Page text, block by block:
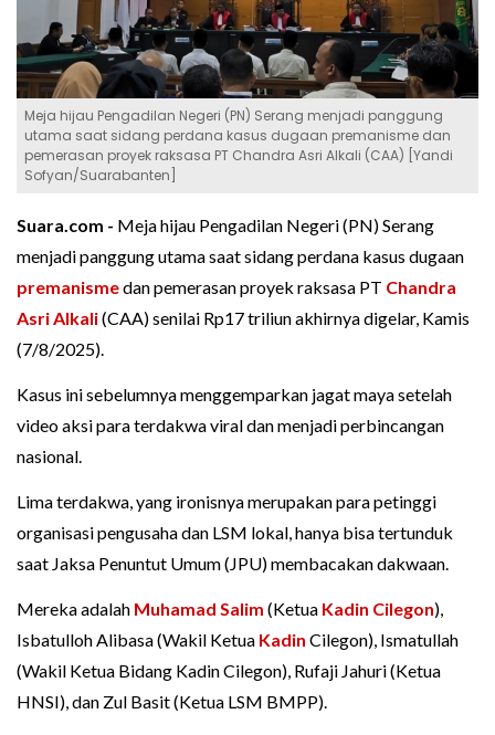
Meja hijau Pengadilan Negeri (PN) Serang menjadi panggung
utama saat sidang perdana kasus dugaan premanisme dan
pemerasan proyek raksasa PT Chandra Asri Alkali (CAA) [Yandi
Sofyan/Suarabanten]
Suara.com - Meja hijau Pengadilan Negeri (PN) Serang
menjadi panggung utama saat sidang perdana kasus dugaan
premanismedan pemerasan proyek raksasa PT Chandra
Asri Alkali(CAA) senilai Rp17 triliun akhirnya digelar, Kamis
(7/8/2025).
Kasus ini sebelumnya menggemparkan jagat maya setelah
video aksi para terdakwa viral dan menjadi perbincangan
nasional.
Lima terdakwa, yang ironisnya merupakan para petinggi
organisasi pengusaha dan LSM lokal, hanya bisa tertunduk
saat Jaksa Penuntut Umum (JPU) membacakan dakwaan.
Mereka adalah Muhamad Salim (Ketua Kadin Cilegon),
Isbatulloh Alibasa (Wakil Ketua Kadin Cilegon), Ismatullah
(Wakil Ketua Bidang Kadin Cilegon), Rufaji Jahuri (Ketua
HNSI), dan Zul Basit (Ketua LSM BMPP).